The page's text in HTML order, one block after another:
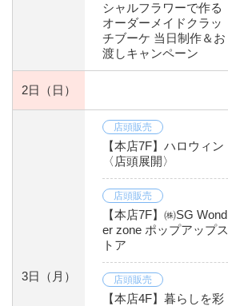
シャルフラワーで作る
オーダーメイドクラッ
チブーケ 当日制作＆お
渡しキャンペーン
2日 （日）
3日 （月）
店頭販売
【本店7F】ハロウィン
〈店頭展開〉
店頭販売
【本店7F】㈱SG Wond
er zone ポップアップス
トア
店頭販売
【本店4F】暮らしを彩